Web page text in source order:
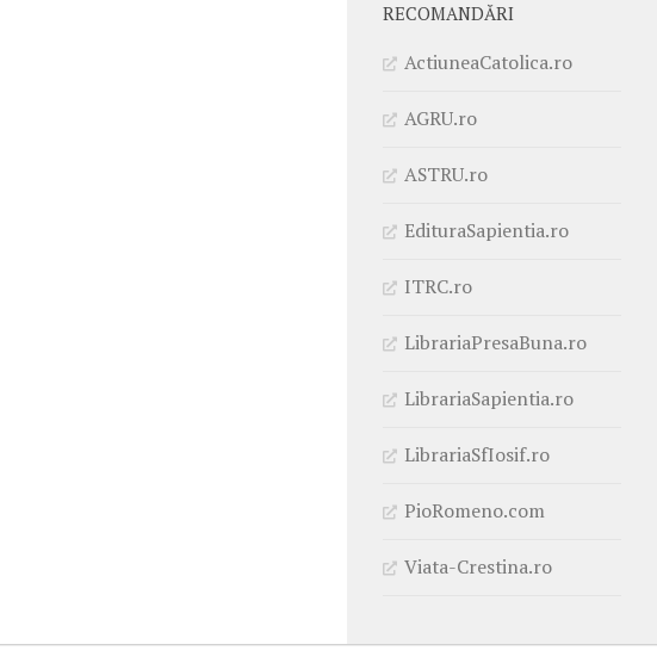
RECOMANDĂRI
ActiuneaCatolica.ro
AGRU.ro
ASTRU.ro
EdituraSapientia.ro
ITRC.ro
LibrariaPresaBuna.ro
LibrariaSapientia.ro
LibrariaSfIosif.ro
PioRomeno.com
Viata-Crestina.ro